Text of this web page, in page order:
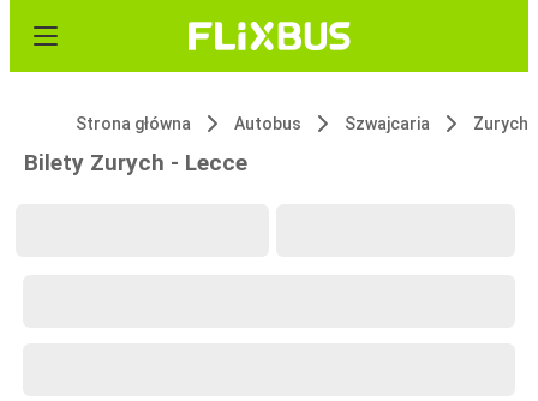
Strona główna Autobus Szwajcaria Zurych
Bilety Zurych - Lecce